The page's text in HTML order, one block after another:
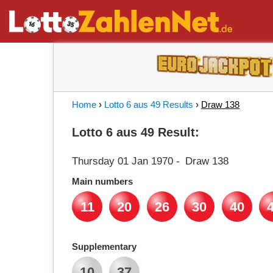
Home › Lotto 6 aus 49 Results › Draw 138
Lotto 6 aus 49 Result:
Thursday 01 Jan 1970 - Draw 138
Main numbers
11 20 26 30 40
Supplementary